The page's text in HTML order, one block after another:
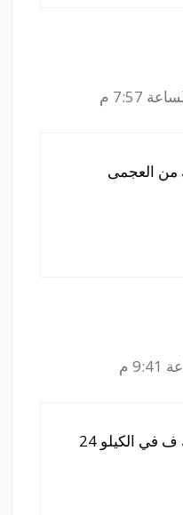
من العجمى
ازاي اروح معسكر مبارك ف في الكيلو 24